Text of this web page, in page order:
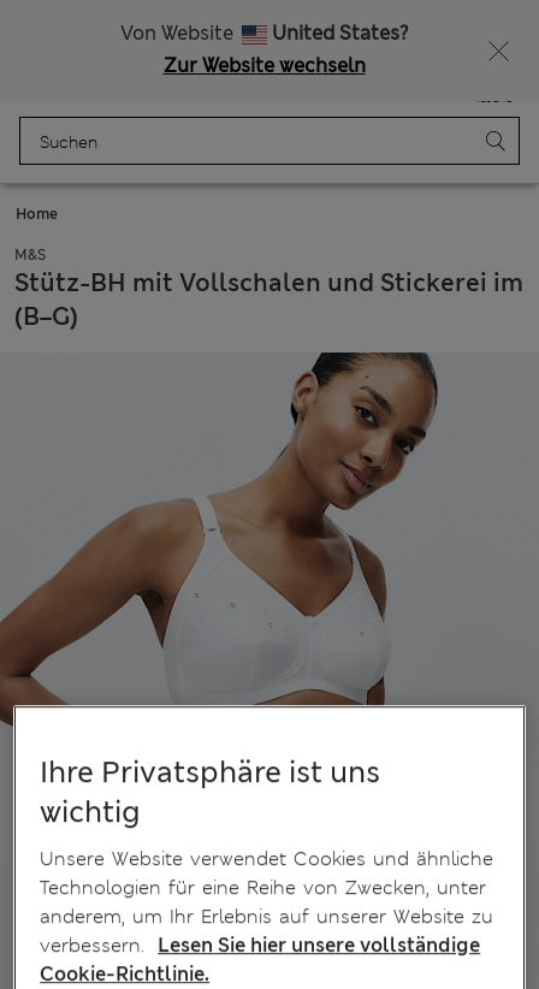
Von Website
United States?
Zur Website wechseln
Tasche
Home
M&S
Stütz-BH mit Vollschalen und Stickerei im
(B–G)
Ihre Privatsphäre ist uns
wichtig
Unsere Website verwendet Cookies und ähnliche
Technologien für eine Reihe von Zwecken, unter
anderem, um Ihr Erlebnis auf unserer Website zu
verbessern.
Lesen Sie hier unsere vollständige
Cookie-Richtlinie.